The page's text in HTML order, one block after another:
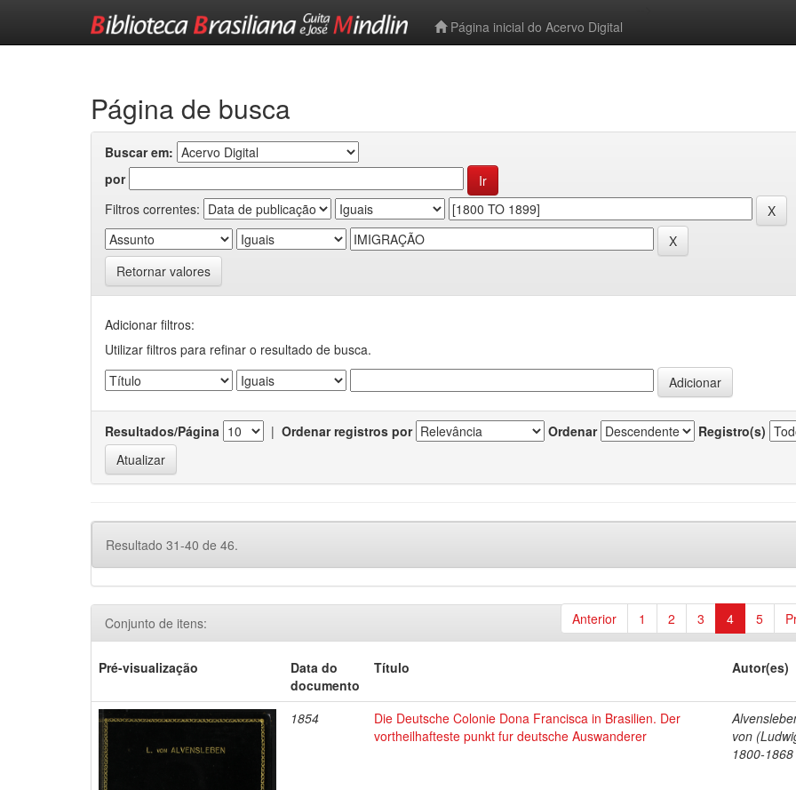
Página inicial do Acervo Digital
Página de busca
Buscar em:
por
Filtros correntes:
Retornar valores
Adicionar filtros:
Utilizar filtros para refinar o resultado de busca.
Resultados/Página | Ordenar registros por Ordenar Registro(s)
Resultado 31-40 de 46.
Anterior 1 2 3 4 5
Conjunto de itens:
Pré-visualização
Data do
documento
Título Autor(es)
1854
Die Deutsche Colonie Dona Francisca in Brasilien. Der
vortheilhafteste punkt fur deutsche Auswanderer
von
1800-1868